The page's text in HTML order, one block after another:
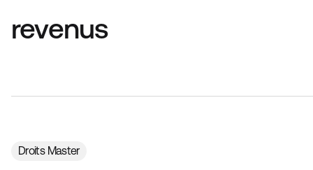
revenus
Droits Master